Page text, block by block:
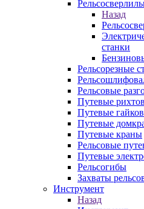
Назад
станки
Рельсорезные
Рельсовые
Путевые
Путевые
Путевые
Путевые краны
Рельсовые
Путевые
Рельсогибы
Захваты
Инструмент
Назад